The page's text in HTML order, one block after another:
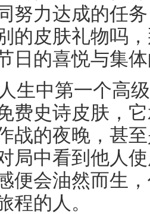
努力达成的任
的皮肤礼物吗
日的喜悦与集
生中第一个高
费史诗皮肤，
战的夜晚，甚
局中看到他人
便会油然而生
程的人。